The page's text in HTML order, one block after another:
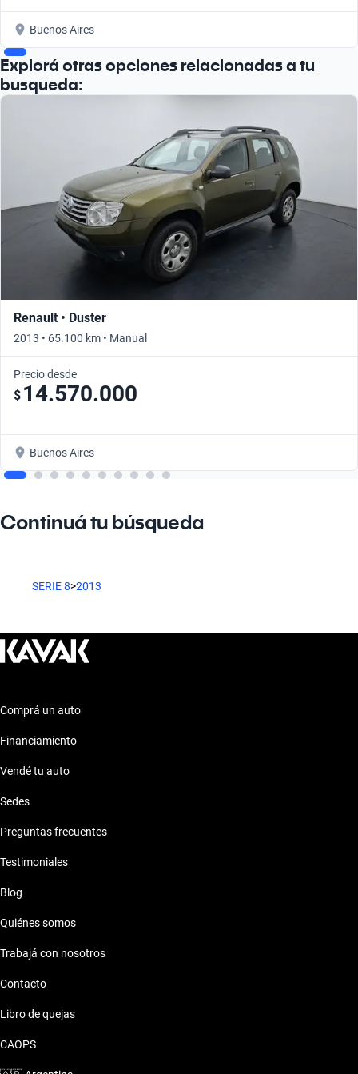
Buenos Aires
Explorá otras opciones relacionadas a tu
busqueda:
Renault • Duster
2013 • 65.100 km • Manual
Precio desde
$ 14.570.000
Buenos Aires
Continuá tu búsqueda
SERIE 8>2013
Comprá un auto
Financiamiento
Vendé tu auto
Sedes
Preguntas frecuentes
Testimoniales
Blog
Quiénes somos
Trabajá con nosotros
Contacto
Libro de quejas
CAOPS